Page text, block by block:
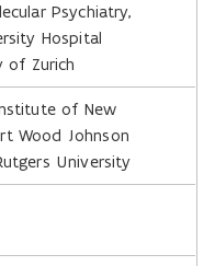
Psychiatry,
Hospital
of Zurich
of New
Wood Johnson
University